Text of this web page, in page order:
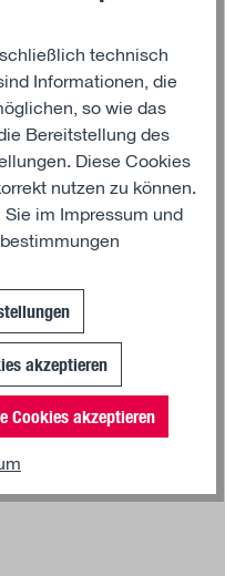
technisch
Informationen, die
so wie das
Bereitstellung des
Diese Cookies
nutzen zu können.
im Impressum und
akzeptieren
Cookies akzeptieren